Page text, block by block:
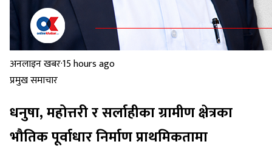
अनलाइन खबर·15 hours ago
प्रमुख समाचार
धनुषा, महोत्तरी र सर्लाहीका ग्रामीण क्षेत्रका
भौतिक पूर्वाधार निर्माण प्राथमिकतामा